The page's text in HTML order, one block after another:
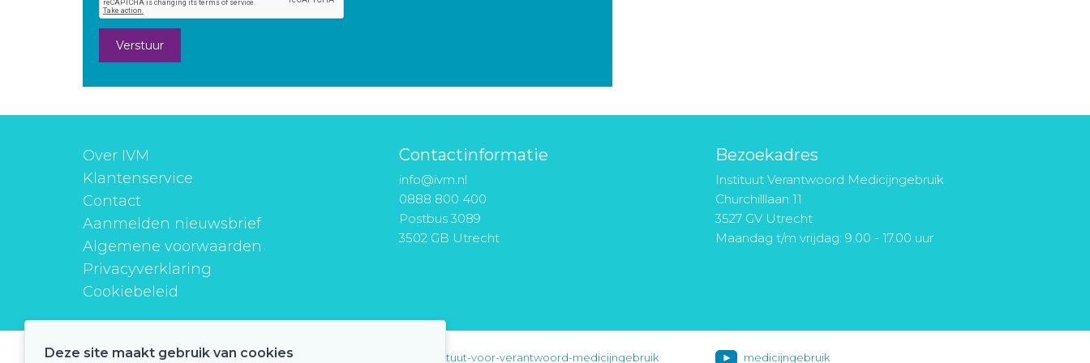
Verstuur
Over IVM
Klantenservice
Contact
Aanmelden nieuwsbrief
Algemene voorwaarden
Privacyverklaring
Cookiebeleid
Contactinformatie
info@ivm.nl
0888 800 400
Postbus 3089
3502 GB Utrecht
Bezoekadres
Instituut Verantwoord Medicijngebruik
Churchilllaan 11
3527 GV Utrecht
Maandag t/m vrijdag: 9.00 - 17.00 uur
instituutverantwoordmedicijngebruik instituut-voor-verantwoord-medicijngebruik medicijngebruik
Deze site maakt gebruik van cookies